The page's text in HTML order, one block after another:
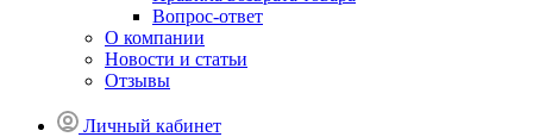
Вопрос-ответ
О компании
Новости и статьи
Отзывы
Личный кабинет